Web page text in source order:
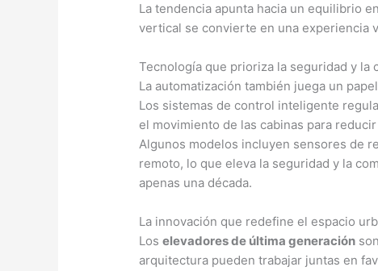
La tendencia apunta hacia un equilibrio
vertical se convierte en una experiencia
Tecnología que prioriza la seguridad y la
La automatización también juega un
Los sistemas de control inteligente
el movimiento de las cabinas para
Algunos modelos incluyen sensores de
remoto, lo que eleva la seguridad y la
apenas una década.
La innovación que redefine el espacio
Loselevadores de última generación
arquitectura pueden trabajar juntas en